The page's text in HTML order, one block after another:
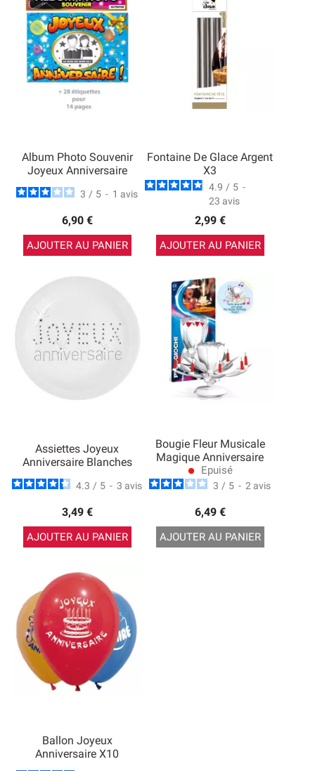
Album Photo Souvenir
Joyeux Anniversaire
3 / 5 - 1 avis
6,90 €
AJOUTER AU PANIER
Fontaine De Glace Argent
X3
4.9 / 5 -
23 avis
2,99 €
AJOUTER AU PANIER
Assiettes Joyeux
Anniversaire Blanches
4.3 / 5 - 3 avis
3,49 €
AJOUTER AU PANIER
Bougie Fleur Musicale
Magique Anniversaire
lens Epuisé
3 / 5 - 2 avis
6,49 €
AJOUTER AU PANIER
Ballon Joyeux
Anniversaire X10